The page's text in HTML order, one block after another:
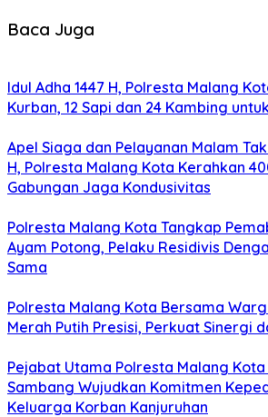
Baca Juga
Idul Adha 1447 H, Polresta Malang
Kurban, 12 Sapi dan 24 Kambing
Apel Siaga dan Pelayanan Malam
H, Polresta Malang Kota Kerahkan
Gabungan Jaga Kondusivitas
Polresta Malang Kota Tangkap
Ayam Potong, Pelaku Residivis
Sama
Polresta Malang Kota Bersama
Merah Putih Presisi, Perkuat Sinergi
Pejabat Utama Polresta Malang
Sambang Wujudkan Komitmen
Keluarga Korban Kanjuruhan